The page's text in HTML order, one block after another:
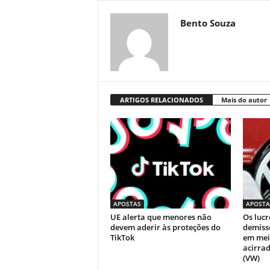
Bento Souza
ARTIGOS RELACIONADOS Mais do autor
APOSTAS
UE alerta que menores não
devem aderir às proteções do
TikTok
Os
em
(VW)